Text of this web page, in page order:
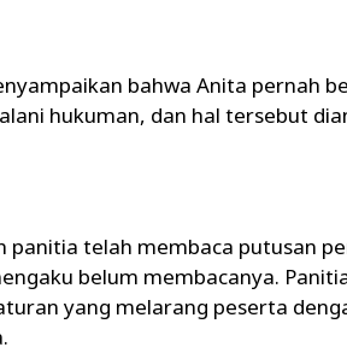
bahwa Anita pernah
hukuman, dan hal tersebut
panitia telah membaca putusan
belum membacanya.
yang melarang peserta